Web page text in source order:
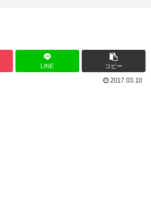
LINE コピー
2017.03.10